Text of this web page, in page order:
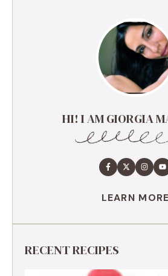
HI! I AM GIORGIA
LEARN MORE
RECENT RECIPES